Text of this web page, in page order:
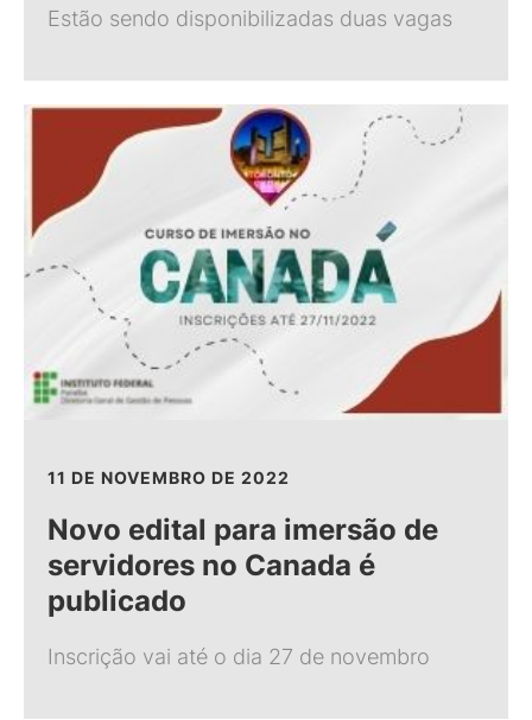
Estão sendo disponibilizadas duas vagas
11 DE NOVEMBRO DE 2022
Novo edital para imersão de
servidores no Canada é
publicado
Inscrição vai até o dia 27 de novembro